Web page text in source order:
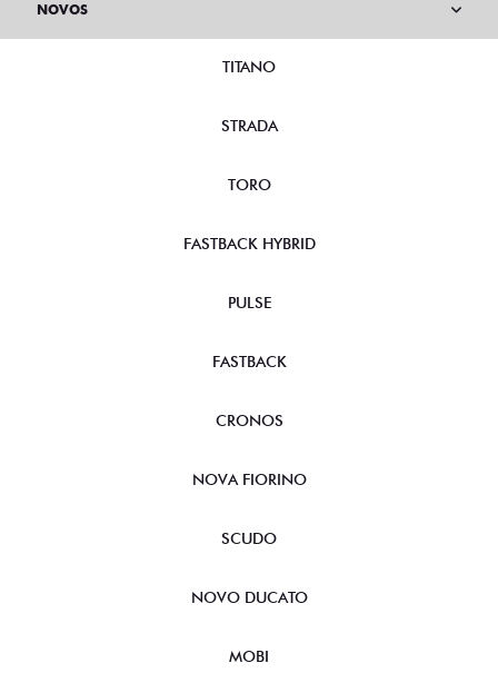
NOVOS
TITANO
STRADA
TORO
FASTBACK HYBRID
PULSE
FASTBACK
CRONOS
NOVA FIORINO
SCUDO
NOVO DUCATO
MOBI